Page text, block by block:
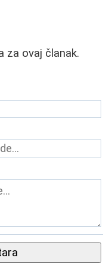
za ovaj članak.